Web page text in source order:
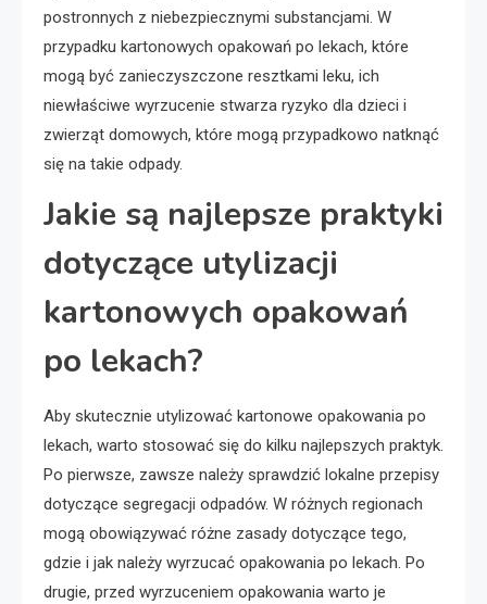
postronnych z niebezpiecznymi substancjami. W
przypadku kartonowych opakowań po lekach, które
mogą być zanieczyszczone resztkami leku, ich
niewłaściwe wyrzucenie stwarza ryzyko dla dzieci i
zwierząt domowych, które mogą przypadkowo natknąć
się na takie odpady.
Jakie są najlepsze praktyki
dotyczące utylizacji
kartonowych opakowań
po lekach?
Aby skutecznie utylizować kartonowe opakowania po
lekach, warto stosować się do kilku najlepszych praktyk.
Po pierwsze, zawsze należy sprawdzić lokalne przepisy
dotyczące segregacji odpadów. W różnych regionach
mogą obowiązywać różne zasady dotyczące tego,
gdzie i jak należy wyrzucać opakowania po lekach. Po
drugie, przed wyrzuceniem opakowania warto je